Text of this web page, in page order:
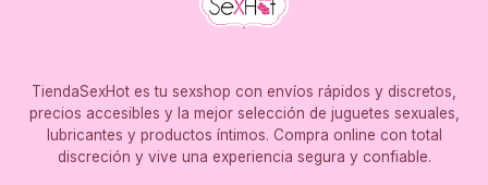
TiendaSexHot es tu sexshop con envíos rápidos y discretos,
precios accesibles y la mejor selección de juguetes sexuales,
lubricantes y productos íntimos. Compra online con total
discreción y vive una experiencia segura y confiable.